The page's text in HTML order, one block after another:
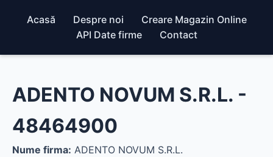
Acasă Despre noi
Creare Magazin Online
API Date firme
Contact
ADENTO NOVUM S.R.L. -
48464900
Nume firma: ADENTO NOVUM S.R.L.